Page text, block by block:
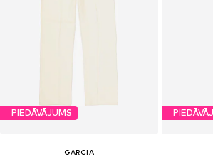
PIEDĀVĀJUMS
GARCIA